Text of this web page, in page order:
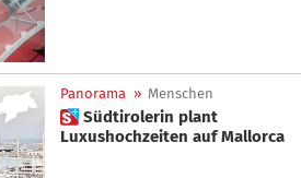
Panorama » Menschen
 Südtirolerin plant
Luxushochzeiten auf Mallorca